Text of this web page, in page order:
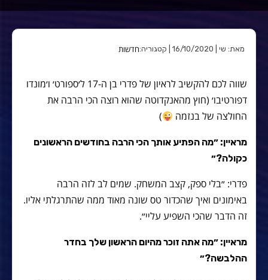
מאת: שי | 16/10/2020 | קטגוריה: חדשות
שווה לכם להקשיב לראיון של פדרי בן ה-17 ל׳ספורט׳ ו׳מונדו
דפורטיבו׳ (חוץ מהאנקדוטה שהוא רוצה הכי הרבה את
החולצה של בנזמה
)
מראיין: ״מה הפתיע אותך הכי הרבה בחודשים הראשונים
כקולה?״
פדרי: ״בלי ספק, קצב המשחק. שמים לב לזה הרבה
באימונים ואיך שהכדור טס שונה מאוד ממה שהתרגלתי אליו.
זה הדבר שהכי השפיע עליי״.
מראיין: ״מה אתה זוכר מהיום הראשון שלך בחדר
ההלבשה?״